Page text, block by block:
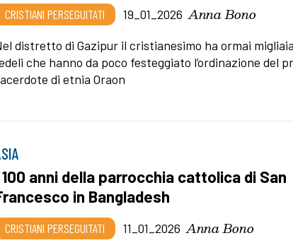
CRISTIANI PERSEGUITATI 19_01_2026 Anna Bono
distretto di Gazipur il cristianesimo ha ormai
che hanno da poco festeggiato l’ordinazione del
di etnia Oraon
100 anni della parrocchia cattolica di San
in Bangladesh
CRISTIANI PERSEGUITATI 11_01_2026 Anna Bono